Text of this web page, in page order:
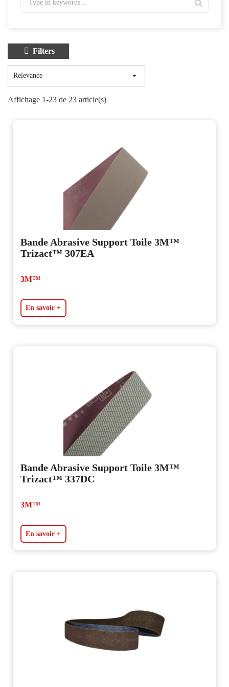
Filters
Relevance 
Affichage 1-23 de 23 article(s)
Bande Abrasive Support Toile 3M™
Trizact™ 307EA
3M™
En savoir +
Bande Abrasive Support Toile 3M™
Trizact™ 337DC
3M™
En savoir +